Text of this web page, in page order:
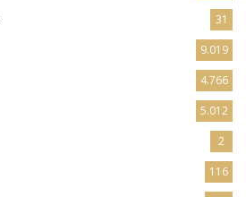
31
9.019
4.766
5.012
2
116